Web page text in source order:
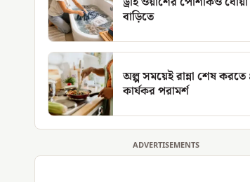
বাড়িতে
অল্প সময়েই রান্না শেষ করতে
কার্যকর পরামর্শ
ADVERTISEMENTS